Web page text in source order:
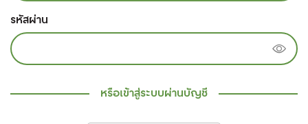
รหัสผ่าน
หรือเข้าสู่ระบบผ่านบัญชี